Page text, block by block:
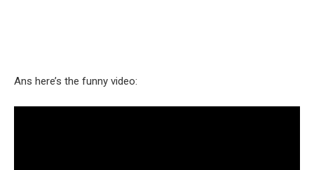
Ans here’s the funny video: